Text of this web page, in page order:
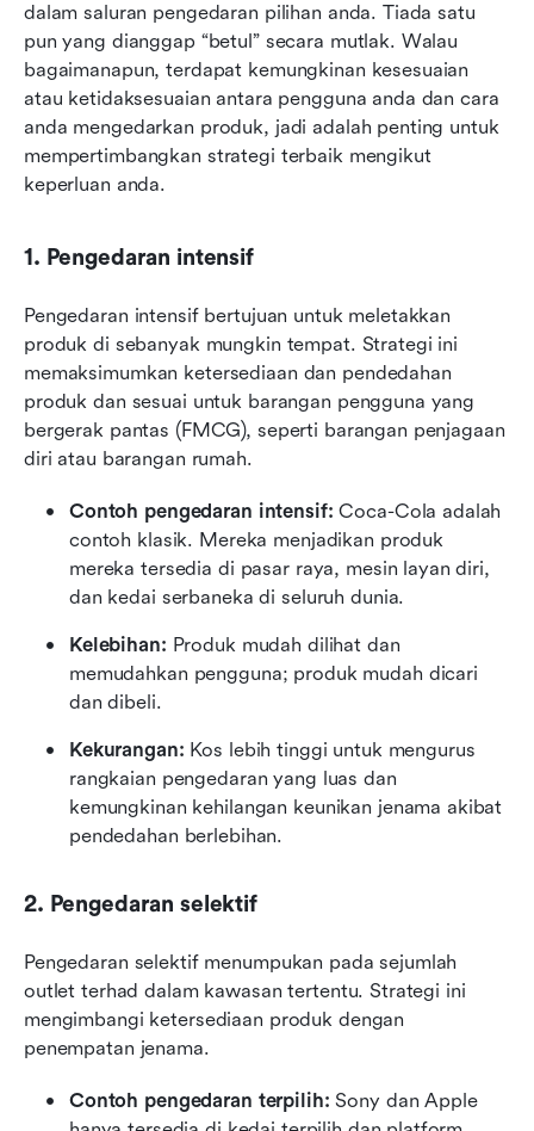
dalam saluran pengedaran pilihan anda. Tiada satu
pun yang dianggap “betul” secara mutlak. Walau
bagaimanapun, terdapat kemungkinan kesesuaian
atau ketidaksesuaian antara pengguna anda dan cara
anda mengedarkan produk, jadi adalah penting untuk
mempertimbangkan strategi terbaik mengikut
keperluan anda.
1. Pengedaran intensif
Pengedaran intensif bertujuan untuk meletakkan
produk di sebanyak mungkin tempat. Strategi ini
memaksimumkan ketersediaan dan pendedahan
produk dan sesuai untuk barangan pengguna yang
bergerak pantas (FMCG), seperti barangan penjagaan
diri atau barangan rumah.
Contoh pengedaran intensif: Coca-Cola adalah
contoh klasik. Mereka menjadikan produk
mereka tersedia di pasar raya, mesin layan diri,
dan kedai serbaneka di seluruh dunia.
Kelebihan: Produk mudah dilihat dan
memudahkan pengguna; produk mudah dicari
dan dibeli.
Kekurangan: Kos lebih tinggi untuk mengurus
rangkaian pengedaran yang luas dan
kemungkinan kehilangan keunikan jenama akibat
pendedahan berlebihan.
2. Pengedaran selektif
Pengedaran selektif menumpukan pada sejumlah
outlet terhad dalam kawasan tertentu. Strategi ini
mengimbangi ketersediaan produk dengan
penempatan jenama.
Contoh pengedaran terpilih: Sony dan Apple